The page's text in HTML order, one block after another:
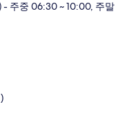
주중 06:30 ~ 10:00, 주말